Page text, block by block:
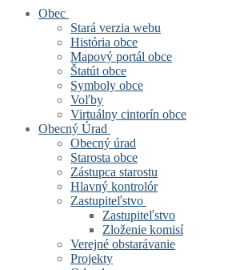
Obec
Stará verzia webu
História obce
Mapový portál obce
Štatút obce
Symboly obce
Voľby
Virtuálny cintorín obce
Obecný Úrad
Obecný úrad
Starosta obce
Zástupca starostu
Hlavný kontrolór
Zastupiteľstvo
Zastupiteľstvo
Zloženie komisí
Verejné obstarávanie
Projekty